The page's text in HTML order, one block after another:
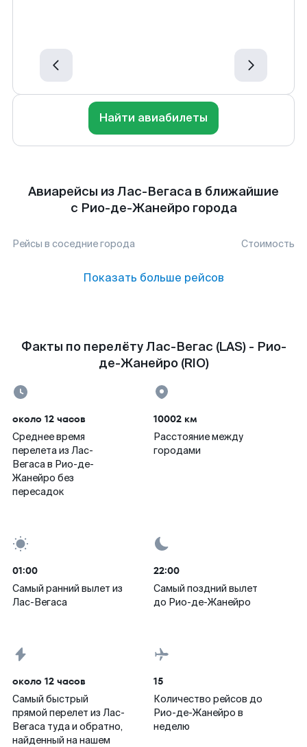
Найти авиабилеты
Авиарейсы из Лас-Вегаса в ближайшие
с Рио-де-Жанейро города
Рейсы в соседние города Стоимость
Показать больше рейсов
Факты по перелёту Лас-Вегас (LAS) - Рио-
де-Жанейро (RIO)
около 12 часов
Среднее время
перелета из Лас-
Вегаса в Рио-де-
Жанейро без
пересадок
10002 км
Расстояние между
городами
01:00
Самый ранний вылет из
Лас-Вегаса
22:00
Самый поздний вылет
до Рио-де-Жанейро
около 12 часов
Самый быстрый
прямой перелет из Лас-
Вегаса туда и обратно,
найденный на нашем
15
Количество рейсов до
Рио-де-Жанейро в
неделю